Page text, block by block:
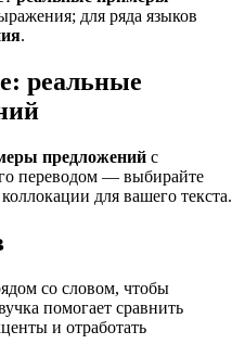
для ряда языков
.
реальные
предложений с
переводом — выбирайте
для вашего текста.
со словом, чтобы
помогает сравнить
и отработать